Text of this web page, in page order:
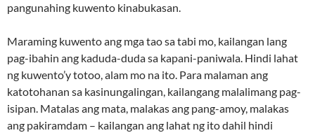
pangunahing kuwento kinabukasan.
Maraming kuwento ang mga tao sa tabi mo, kailangan lang
pag-ibahin ang kaduda-duda sa kapani-paniwala. Hindi lahat
ng kuwento’y totoo, alam mo na ito. Para malaman ang
katotohanan sa kasinungalingan, kailangang malalimang pag-
isipan. Matalas ang mata, malakas ang pang-amoy, malakas
ang pakiramdam – kailangan ang lahat ng ito dahil hindi